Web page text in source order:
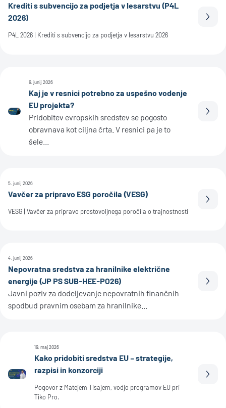
Krediti s subvencijo za podjetja v lesarstvu (P4L
2026)
P4L 2026 | Krediti s subvencijo za podjetja v lesarstvu 2026
9. junij 2026
Kaj je v resnici potrebno za uspešno vodenje
EU projekta?
Pridobitev evropskih sredstev se pogosto
obravnava kot ciljna črta. V resnici pa je to
šele...
5. junij 2026
Vavčer za pripravo ESG poročila (VESG)
VESG | Vavčer za pripravo prostovoljnega poročila o trajnostnosti
4. junij 2026
Nepovratna sredstva za hranilnike električne
energije (JP PS SUB-HEE-PO26)
Javni poziv za dodeljevanje nepovratnih finančnih
spodbud pravnim osebam za hranilnike...
19. maj 2026
Kako pridobiti sredstva EU – strategije,
razpisi in konzorciji
Pogovor z Matejem Tisajem, vodjo programov EU pri
Tiko Pro.